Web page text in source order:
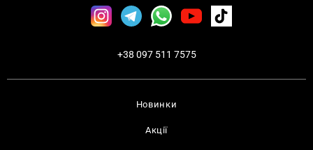
Новинки
Акції
+38 097 511 7575